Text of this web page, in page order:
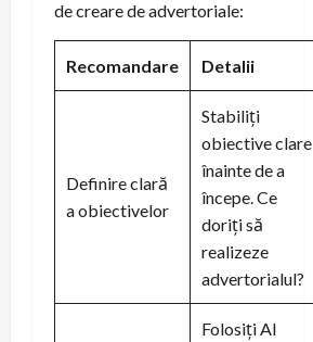
de creare de advertoriale:
Recomandare Detalii
Definire clară
a obiectivelor
Stabiliți
obiective clare
înainte de a
începe. Ce
doriți să
realizeze
advertorialul?
Folosiți AI